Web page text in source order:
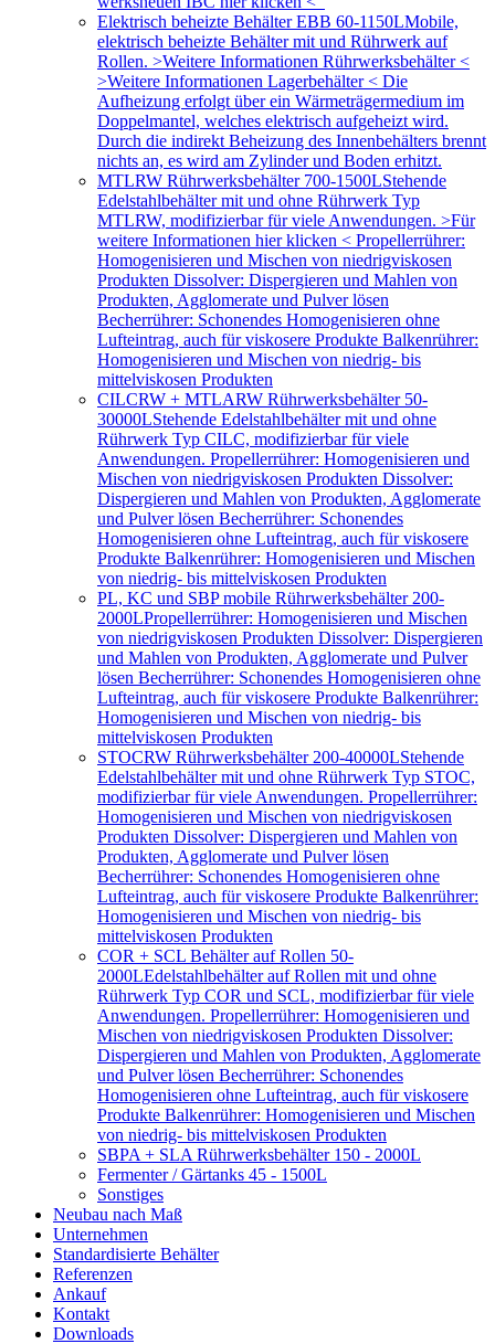
Elektrisch beheizte Behälter EBB 60-1150LMobile,
elektrisch beheizte Behälter mit und Rührwerk auf
Rollen. >Weitere Informationen Rührwerksbehälter <
>Weitere Informationen Lagerbehälter < Die
Aufheizung erfolgt über ein Wärmeträgermedium im
Doppelmantel, welches elektrisch aufgeheizt wird.
Durch die indirekt Beheizung des Innenbehälters brennt
nichts an, es wird am Zylinder und Boden erhitzt.
MTLRW Rührwerksbehälter 700-1500LStehende
Edelstahlbehälter mit und ohne Rührwerk Typ
MTLRW, modifizierbar für viele Anwendungen. >Für
weitere Informationen hier klicken < Propellerrührer:
Homogenisieren und Mischen von niedrigviskosen
Produkten Dissolver: Dispergieren und Mahlen von
Produkten, Agglomerate und Pulver lösen
Becherrührer: Schonendes Homogenisieren ohne
Lufteintrag, auch für viskosere Produkte Balkenrührer:
Homogenisieren und Mischen von niedrig- bis
mittelviskosen Produkten
CILCRW + MTLARW Rührwerksbehälter 50-
30000LStehende Edelstahlbehälter mit und ohne
Rührwerk Typ CILC, modifizierbar für viele
Anwendungen. Propellerrührer: Homogenisieren und
Mischen von niedrigviskosen Produkten Dissolver:
Dispergieren und Mahlen von Produkten, Agglomerate
und Pulver lösen Becherrührer: Schonendes
Homogenisieren ohne Lufteintrag, auch für viskosere
Produkte Balkenrührer: Homogenisieren und Mischen
von niedrig- bis mittelviskosen Produkten
PL, KC und SBP mobile Rührwerksbehälter 200-
2000LPropellerrührer: Homogenisieren und Mischen
von niedrigviskosen Produkten Dissolver: Dispergieren
und Mahlen von Produkten, Agglomerate und Pulver
lösen Becherrührer: Schonendes Homogenisieren ohne
Lufteintrag, auch für viskosere Produkte Balkenrührer:
Homogenisieren und Mischen von niedrig- bis
mittelviskosen Produkten
STOCRW Rührwerksbehälter 200-40000LStehende
Edelstahlbehälter mit und ohne Rührwerk Typ STOC,
modifizierbar für viele Anwendungen. Propellerrührer:
Homogenisieren und Mischen von niedrigviskosen
Produkten Dissolver: Dispergieren und Mahlen von
Produkten, Agglomerate und Pulver lösen
Becherrührer: Schonendes Homogenisieren ohne
Lufteintrag, auch für viskosere Produkte Balkenrührer:
Homogenisieren und Mischen von niedrig- bis
mittelviskosen Produkten
COR + SCL Behälter auf Rollen 50-
2000LEdelstahlbehälter auf Rollen mit und ohne
Rührwerk Typ COR und SCL, modifizierbar für viele
Anwendungen. Propellerrührer: Homogenisieren und
Mischen von niedrigviskosen Produkten Dissolver:
Dispergieren und Mahlen von Produkten, Agglomerate
und Pulver lösen Becherrührer: Schonendes
Homogenisieren ohne Lufteintrag, auch für viskosere
Produkte Balkenrührer: Homogenisieren und Mischen
von niedrig- bis mittelviskosen Produkten
SBPA + SLA Rührwerksbehälter 150 - 2000L
Fermenter / Gärtanks 45 - 1500L
Sonstiges
Neubau nach Maß
Unternehmen
Standardisierte Behälter
Referenzen
Ankauf
Kontakt
Downloads